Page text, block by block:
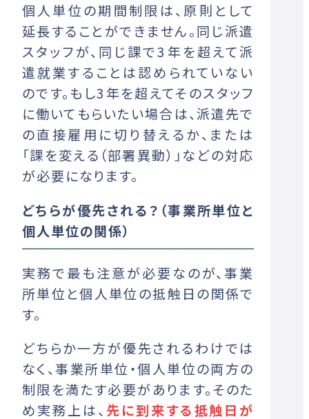
個人単位の期間制限は、原則として
延長することができません。同じ派遣
スタッフが、同じ課で3年を超えて派
遣就業することは認められていない
のです。もし3年を超えてそのスタッフ
に働いてもらいたい場合は、派遣先で
の直接雇用に切り替えるか、または
「課を変える（部署異動）」などの対応
が必要になります。
どちらが優先される？（事業所単位と
個人単位の関係）
実務で最も注意が必要なのが、事業
所単位と個人単位の抵触日の関係で
す。
どちらか一方が優先されるわけでは
なく、事業所単位・個人単位の両方の
制限を満たす必要があります。そのた
め実務上は、 先に到来する抵触日が